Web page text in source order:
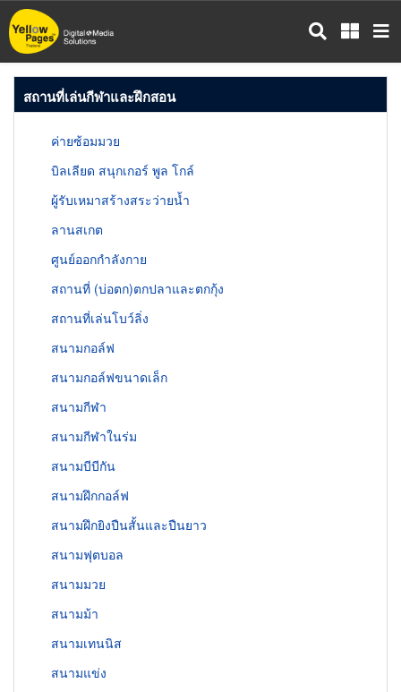
ข้าม
ไป
เนื้อหา
สถานที่เล่นกีฬาและฝึกสอน
ค่ายซ้อมมวย
บิลเลียด สนุกเกอร์ พูล โกล์
ผู้รับเหมาสร้างสระว่ายน้ำ
ลานสเกต
ศูนย์ออกกำลังกาย
สถานที่ (บ่อตก)ตกปลาและตกกุ้ง
สถานที่เล่นโบว์ลิ่ง
สนามกอล์ฟ
สนามกอล์ฟขนาดเล็ก
สนามกีฬา
สนามกีฬาในร่ม
สนามบีบีกัน
สนามฝึกกอล์ฟ
สนามฝึกยิงปืนสั้นและปืนยาว
สนามฟุตบอล
สนามมวย
สนามม้า
สนามเทนนิส
สนามแข่ง